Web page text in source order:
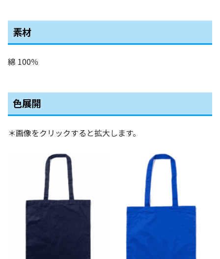
素材
綿 100％
色展開
＊画像をクリックすると拡大します。